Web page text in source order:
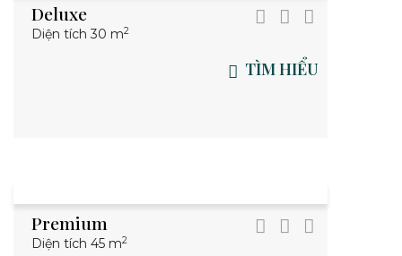
Deluxe
Diện tích 30 m2
TÌM HIỂU
Premium
Diện tích 45 m2